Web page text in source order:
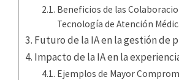
Beneficios de las
Tecnología de Atención
Futuro de la IA en la gestión de
Impacto de la IA en la
Ejemplos de Mayor